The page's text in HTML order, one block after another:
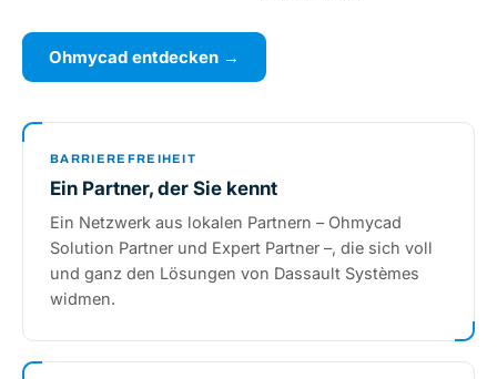
Ohmycad entdecken →
BARRIEREFREIHEIT
Ein Partner, der Sie kennt
Ein Netzwerk aus lokalen Partnern – Ohmycad
Solution Partner und Expert Partner –, die sich voll
und ganz den Lösungen von Dassault Systèmes
widmen.